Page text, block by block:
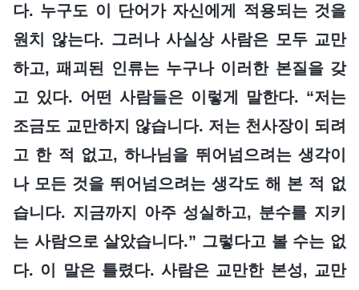
다. 누구도 이 단어가 자신에게 적용되는 것을
원치 않는다. 그러나 사실상 사람은 모두 교만
하고, 패괴된 인류는 누구나 이러한 본질을 갖
고 있다. 어떤 사람들은 이렇게 말한다. “저는
조금도 교만하지 않습니다. 저는 천사장이 되려
고 한 적 없고, 하나님을 뛰어넘으려는 생각이
나 모든 것을 뛰어넘으려는 생각도 해 본 적 없
습니다. 지금까지 아주 성실하고, 분수를 지키
는 사람으로 살았습니다.” 그렇다고 볼 수는 없
다. 이 말은 틀렸다. 사람은 교만한 본성, 교만